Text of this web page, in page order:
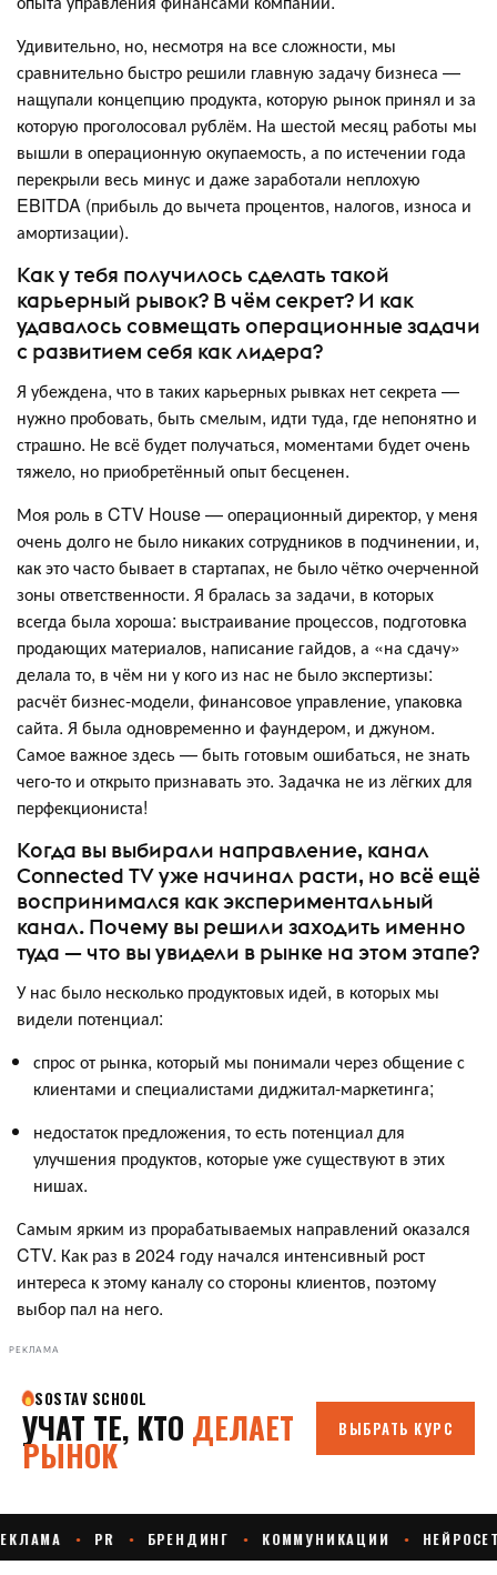
Удивительно, но, несмотря на все сложности, мы
сравнительно быстро решили главную задачу бизнеса —
нащупали концепцию продукта, которую рынок принял и за
которую проголосовал рублём. На шестой месяц работы мы
вышли в операционную окупаемость, а по истечении года
перекрыли весь минус и даже заработали неплохую
EBITDA (прибыль до вычета процентов, налогов, износа и
амортизации).
Как у тебя получилось сделать такой
карьерный рывок? В чём секрет? И как
удавалось совмещать операционные задачи
с развитием себя как лидера?
Я убеждена, что в таких карьерных рывках нет секрета —
нужно пробовать, быть смелым, идти туда, где непонятно и
страшно. Не всё будет получаться, моментами будет очень
тяжело, но приобретённый опыт бесценен.
Моя роль в CTV House — операционный директор, у меня
очень долго не было никаких сотрудников в подчинении, и,
как это часто бывает в стартапах, не было чётко очерченной
зоны ответственности. Я бралась за задачи, в которых
всегда была хороша: выстраивание процессов, подготовка
продающих материалов, написание гайдов, а «на сдачу»
делала то, в чём ни у кого из нас не было экспертизы:
расчёт бизнес-модели, финансовое управление, упаковка
сайта. Я была одновременно и фаундером, и джуном.
Самое важное здесь — быть готовым ошибаться, не знать
чего-то и открыто признавать это. Задачка не из лёгких для
перфекциониста!
Когда вы выбирали направление, канал
Connected TV уже начинал расти, но всё ещё
воспринимался как экспериментальный
канал. Почему вы решили заходить именно
туда — что вы увидели в рынке на этом этапе?
У нас было несколько продуктовых идей, в которых мы
видели потенциал:
спрос от рынка, который мы понимали через общение с
клиентами и специалистами диджитал-маркетинга;
недостаток предложения, то есть потенциал для
улучшения продуктов, которые уже существуют в этих
нишах.
Самым ярким из прорабатываемых направлений оказался
CTV. Как раз в 2024 году начался интенсивный рост
интереса к этому каналу со стороны клиентов, поэтому
выбор пал на него.
РЕКЛАМА